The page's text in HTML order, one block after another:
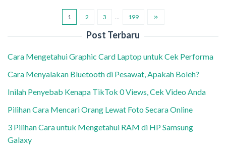
1 2 3 199
Post Terbaru
Cara Mengetahui Graphic Card Laptop untuk Cek Performa
Cara Menyalakan Bluetooth di Pesawat, Apakah Boleh?
Inilah Penyebab Kenapa TikTok 0 Views, Cek Video Anda
Pilihan Cara Mencari Orang Lewat Foto Secara Online
3 Pilihan Cara untuk Mengetahui RAM di HP Samsung
Galaxy